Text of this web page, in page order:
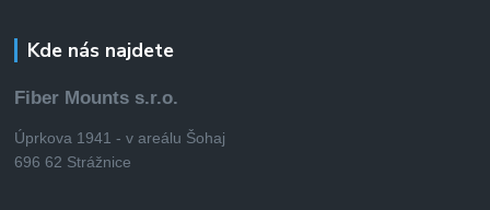
Kde nás najdete
Fiber Mounts s.r.o.
Úprkova 1941 - v areálu Šohaj
696 62 Strážnice